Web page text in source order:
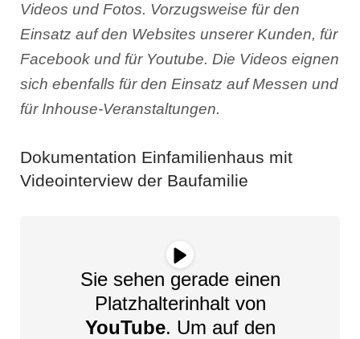
Videos und Fotos. Vorzugsweise für den
Einsatz auf den Websites unserer Kunden, für
Facebook und für Youtube. Die Videos eignen
sich ebenfalls für den Einsatz auf Messen und
für Inhouse-Veranstaltungen.
Dokumentation Einfamilienhaus mit
Videointerview der Baufamilie
Sie sehen gerade einen
Platzhalterinhalt von
YouTube. Um auf den